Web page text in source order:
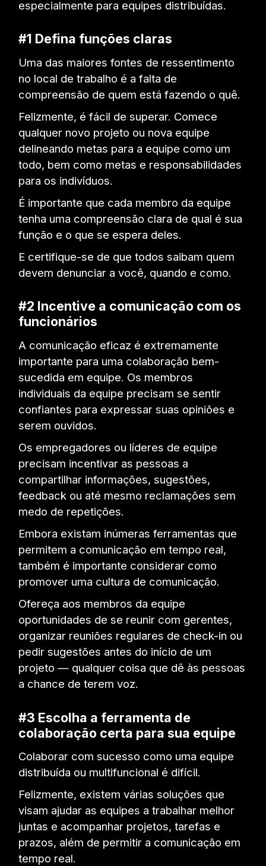
especialmente para equipes distribuídas.
#1 Defina funções claras
Uma das maiores fontes de ressentimento
no local de trabalho é a falta de
compreensão de quem está fazendo o quê.
Felizmente, é fácil de superar. Comece
qualquer novo projeto ou nova equipe
delineando metas para a equipe como um
todo, bem como metas e responsabilidades
para os indivíduos.
É importante que cada membro da equipe
tenha uma compreensão clara de qual é sua
função e o que se espera deles.
E certifique-se de que todos saibam quem
devem denunciar a você, quando e como.
#2 Incentive a comunicação com os
funcionários
A comunicação eficaz é extremamente
importante para uma colaboração bem-
sucedida em equipe. Os membros
individuais da equipe precisam se sentir
confiantes para expressar suas opiniões e
serem ouvidos.
Os empregadores ou líderes de equipe
precisam incentivar as pessoas a
compartilhar informações, sugestões,
feedback ou até mesmo reclamações sem
medo de repetições.
Embora existam inúmeras ferramentas que
permitem a comunicação em tempo real,
também é importante considerar como
promover uma cultura de comunicação.
Ofereça aos membros da equipe
oportunidades de se reunir com gerentes,
organizar reuniões regulares de check-in ou
pedir sugestões antes do início de um
projeto — qualquer coisa que dê às pessoas
a chance de terem voz.
#3 Escolha a ferramenta de
colaboração certa para sua equipe
Colaborar com sucesso como uma equipe
distribuída ou multifuncional é difícil.
Felizmente, existem várias soluções que
visam ajudar as equipes a trabalhar melhor
juntas e acompanhar projetos, tarefas e
prazos, além de permitir a comunicação em
tempo real.